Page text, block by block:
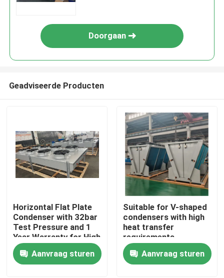
Thuis
Producten
Doorgaan
Geadviseerde Producten
Horizontal Flat Plate
Condenser with 32bar
Test Pressure and 1
Year Warranty for High
Heat Exchange
EfficiencyAanvraag sturen
Suitable for V-shaped
condensers with high
heat transfer
requirements,
equipped with
3P/380V/50Hz power
supply, meeting the
Aanvraag sturen